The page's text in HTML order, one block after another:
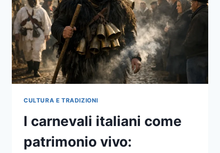
IL
MENTORE
GIUSTO
E
TRASFORMARE
CONFRONTO
IN
SPENDIBILI
CULTURA E TRADIZIONI
I carnevali italiani come
patrimonio vivo: